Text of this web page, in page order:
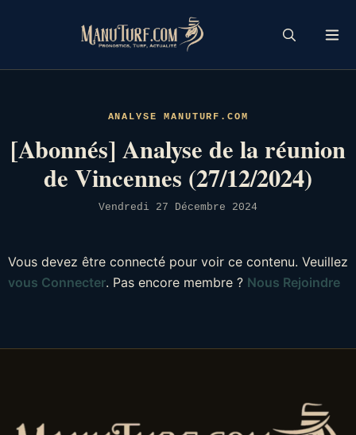
ANALYSE MANUTURF.COM
[Abonnés] Analyse de la réunion
de Vincennes (27/12/2024)
Vendredi 27 Décembre 2024
Vous devez être connecté pour voir ce contenu. Veuillez
vous Connecter. Pas encore membre ? Nous Rejoindre